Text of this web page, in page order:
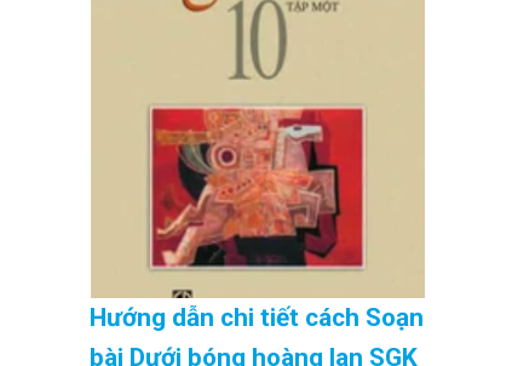
Hướng dẫn chi tiết cách Soạn
bài Dưới bóng hoàng lan SGK